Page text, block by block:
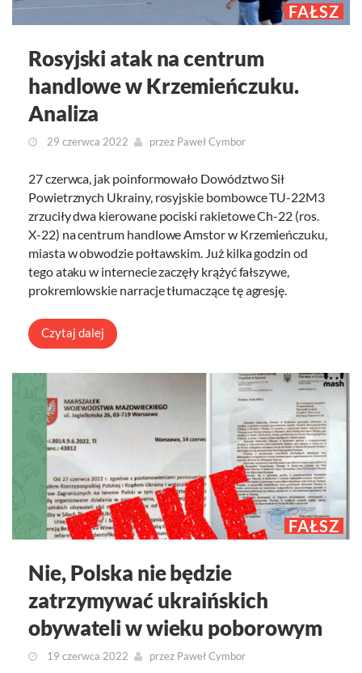
FAŁSZ
Rosyjski atak na centrum
handlowe w Krzemieńczuku.
Analiza
29 czerwca 2022 przez Paweł Cymbor
27 czerwca, jak poinformowało Dowództwo Sił
Powietrznych Ukrainy, rosyjskie bombowce TU-22M3
zrzuciły dwa kierowane pociski rakietowe Ch-22 (ros.
X-22) na centrum handlowe Amstor w Krzemieńczuku,
miasta w obwodzie połtawskim. Już kilka godzin od
tego ataku w internecie zaczęły krążyć fałszywe,
prokremlowskie narracje tłumaczące tę agresję.
Czytaj dalej
FAŁSZ
Nie, Polska nie będzie
zatrzymywać ukraińskich
obywateli w wieku poborowym
19 czerwca 2022 przez Paweł Cymbor